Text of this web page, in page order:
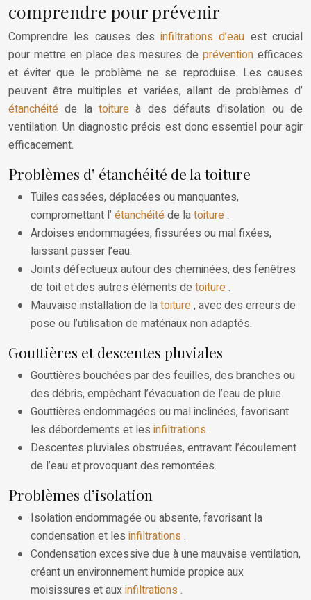
comprendre pour prévenir
Comprendre les causes desinfiltrations d’eau est crucial
pour mettre en place des mesures deprévention efficaces
et éviter que le problème ne se reproduise. Les causes
peuvent être multiples et variées, allant de problèmes d’
étanchéitéde latoitureà des défauts d’isolation ou de
ventilation. Un diagnostic précis est donc essentiel pour agir
efficacement.
Problèmes d’ étanchéité de la toiture
Tuiles cassées, déplacées ou manquantes,
compromettant l’ étanchéitéde latoiture.
Ardoises endommagées, fissurées ou mal fixées,
laissant passer l’eau.
Joints défectueux autour des cheminées, des fenêtres
de toit et des autres éléments de toiture.
Mauvaise installation de latoiture, avec des erreurs de
pose ou l’utilisation de matériaux non adaptés.
Gouttières et descentes pluviales
Gouttières bouchées par des feuilles, des branches ou
des débris, empêchant l’évacuation de l’eau de pluie.
Gouttières endommagées ou mal inclinées, favorisant
les débordements et les infiltrations .
Descentes pluviales obstruées, entravant l’écoulement
de l’eau et provoquant des remontées.
Problèmes d’isolation
Isolation endommagée ou absente, favorisant la
condensation et les infiltrations .
Condensation excessive due à une mauvaise ventilation,
créant un environnement humide propice aux
moisissures et auxinfiltrations .